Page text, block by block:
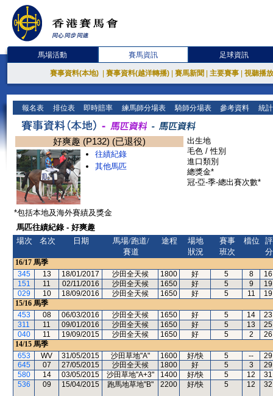
馬場活動 賽馬資訊 足球資訊
賽事資料(本地) 賽事資料(越洋轉播) 賽馬新聞 主要賽事 視聽播
報名表 排位表 即時賠率 練馬師分場表 騎師分場表 參考資料 統
好爽趣 (P132) (已退役)
往績紀錄
其他馬匹
出生地
毛色 / 性別
進口類別
總獎金*
冠-亞-季-總出賽次數*
*包括本地及海外賽績及獎金
馬匹往績紀錄 - 好爽趣
場次
名次 日期
馬場/跑道/
賽道
途程
場地
狀況
賽事
班次
檔位
評
分
16/17 馬季
345
13 18/01/2017 沙田全天候 1800 好 5 8
16
151
11 02/11/2016 沙田全天候 1650 好 5 9
19
029
10 18/09/2016 沙田全天候 1650 好 5 11
19
15/16 馬季
453
08 06/03/2016 沙田全天候 1650 好 5 14
23
311
11 09/01/2016 沙田全天候 1650 好 5 13
25
040
11 19/09/2015 沙田全天候 1650 好 5 2
26
14/15 馬季
653
WV 31/05/2015 沙田草地"A" 1600 好/快 5 --
29
645
07 27/05/2015 沙田全天候 1800 好 5 3
29
580
14 03/05/2015 沙田草地"A+3" 1400 好/快 5 12
31
536
09 15/04/2015 跑馬地草地"B" 2200 好/快 5 12 32